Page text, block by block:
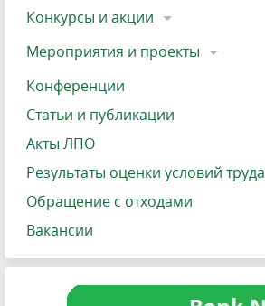
Конкурсы и акции
Мероприятия и проекты
Конференции
Статьи и публикации
Акты ЛПО
Результаты оценки условий труда
Обращение с отходами
Вакансии